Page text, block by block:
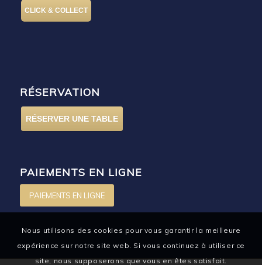
CLICK & COLLECT
RÉSERVATION
RÉSERVER UNE TABLE
PAIEMENTS EN LIGNE
PAIEMENTS EN LIGNE
Nous utilisons des cookies pour vous garantir la meilleure
expérience sur notre site web. Si vous continuez à utiliser ce
site, nous supposerons que vous en êtes satisfait.